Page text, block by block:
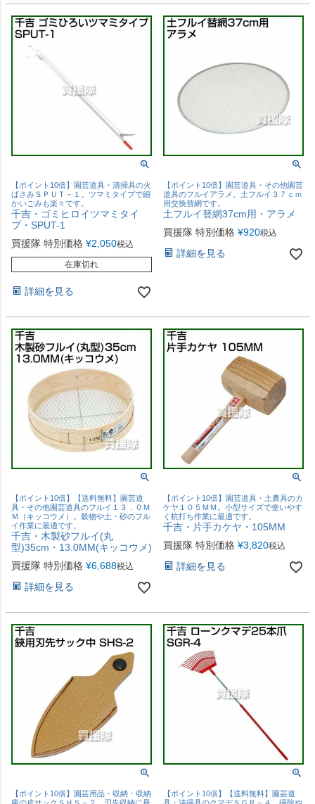
【ポイント10倍】園芸道具・清掃具の火
ばさみＳＰＵＴ－１。ツマミタイプで細
かいごみも楽々です。
千吉・ゴミヒロイツマミタイ
プ・SPUT-1
買援隊 特別価格 ¥2,050税込
在庫切れ
詳細を見る
【ポイント10倍】園芸道具・その他園芸
道具のフルイアラメ。土フルイ３７ｃｍ
用交換替網です。
土フルイ替網37cm用・アラメ
買援隊 特別価格 ¥920税込
詳細を見る
【ポイント10倍】【送料無料】園芸道
具・その他園芸道具のフルイ１３．０Ｍ
Ｍ（キッコウメ）。穀物や土・砂のフル
イ作業に最適です。
千吉・木製砂フルイ(丸
型)35cm・13.0MM(キッコウメ)
買援隊 特別価格 ¥6,688税込
詳細を見る
【ポイント10倍】園芸道具・土農具のカ
ケヤ１０５ＭＭ。小型サイズで使いやす
く杭打ち作業に最適です。
千吉・片手カケヤ・105MM
買援隊 特別価格 ¥3,820税込
詳細を見る
【ポイント10倍】園芸用品・収納・収納
【ポイント10倍】【送料無料】園芸道